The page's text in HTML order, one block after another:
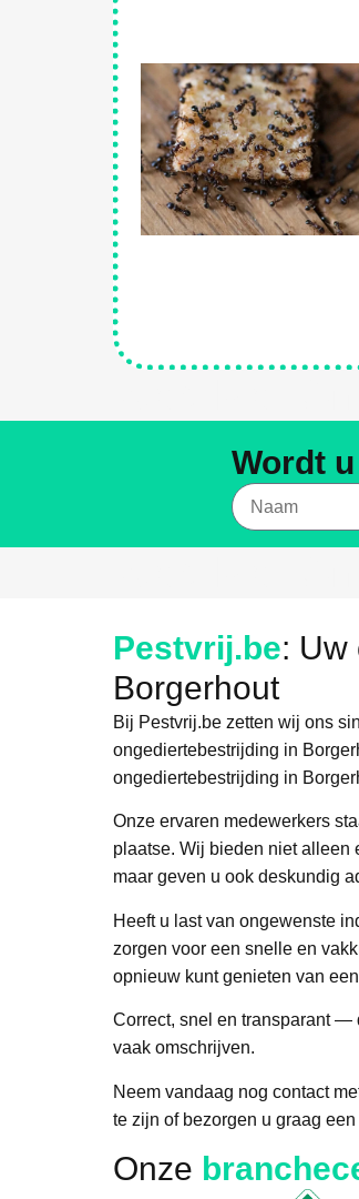
Wordt
Pestvrij.be: Uw
Borgerhout
Bij Pestvrij.be zetten wij ons
ongediertebestrijding in
ongediertebestrijding in
Onze ervaren medewerkers
plaatse. Wij bieden niet alleen
maar geven u ook deskundig
Heeft u last van ongewenste
zorgen voor een snelle en
opnieuw kunt genieten van
Correct, snel en transparant —
vaak omschrijven.
Neem vandaag nog contact
te zijn of bezorgen u graag een
Onze